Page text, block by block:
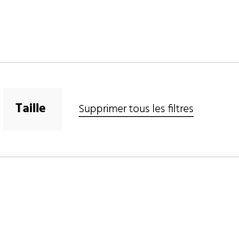
Taille Supprimer tous les filtres